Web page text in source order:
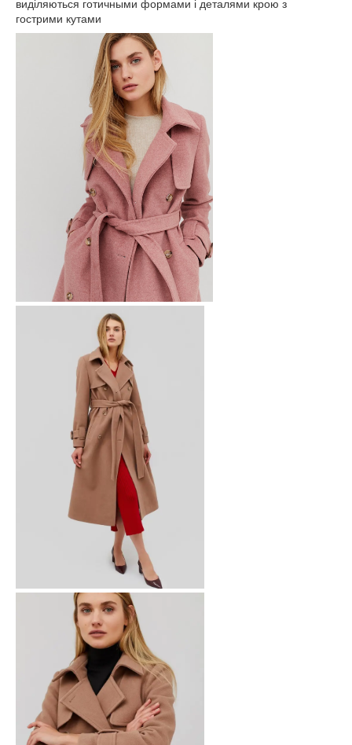
виділяються готичными формами і деталями крою з
гострими кутами